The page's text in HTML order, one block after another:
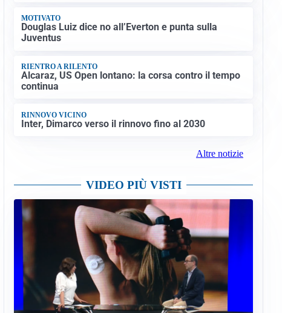
MOTIVATO
Douglas Luiz dice no all’Everton e punta sulla
Juventus
RIENTRO A RILENTO
Alcaraz, US Open lontano: la corsa contro il tempo
continua
RINNOVO VICINO
Inter, Dimarco verso il rinnovo fino al 2030
Altre notizie
VIDEO PIÙ VISTI